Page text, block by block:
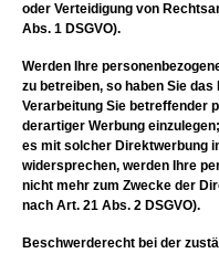
oder Verteidigung von
Abs. 1 DSGVO).
Werden Ihre
zu betreiben, so haben Sie
Verarbeitung Sie betreffender
derartiger Werbung
es mit solcher Direktwerbung
widersprechen, werden Ihre
nicht mehr zum Zwecke der
nach Art. 21 Abs. 2 DSGVO).
Beschwerderecht bei der